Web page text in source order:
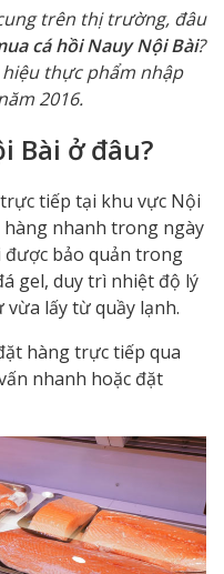
trên thị trường, đâu
cá hồi Nauy Nội Bài?
thực phẩm nhập
2016.
Bài ở đâu?
tiếp tại khu vực Nội
nhanh trong ngày
được bảo quản trong
gel, duy trì nhiệt độ lý
lấy từ quầy lạnh.
hàng trực tiếp qua
nhanh hoặc đặt